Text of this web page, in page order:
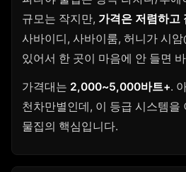
규모는 작지만, 가격은 저렴하고
사바이디, 사바이룸, 허니가 시
있어서 한 곳이 마음에 안 들면
가격대는 2,000~5,000바트+.
천차만별인데, 이 등급 시스템을
물집의 핵심입니다.